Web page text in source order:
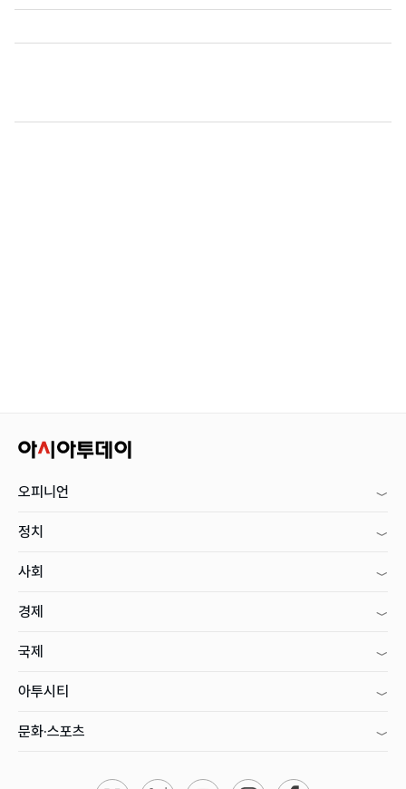
오피니언
정치
사회
경제
국제
아투시티
문화·스포츠